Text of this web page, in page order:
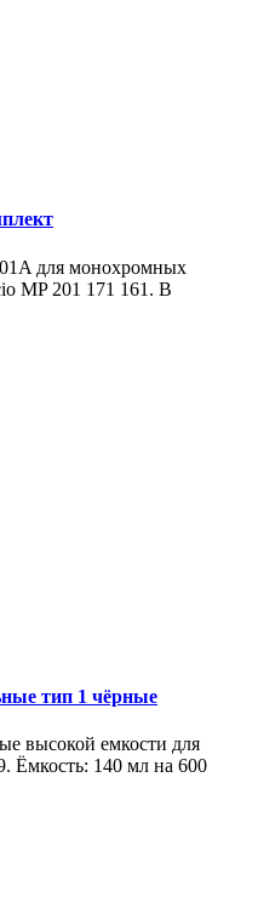
для монохромных
MP 201 171 161. В
тип 1 чёрные
высокой емкости для
Ёмкость: 140 мл на 600